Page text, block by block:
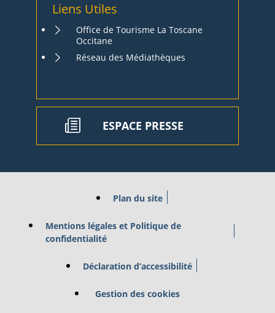
Liens Utiles
Office de Tourisme La Toscane
Occitane
Réseau des Médiathèques
ESPACE PRESSE
Plan du site
Mentions légales et Politique de
confidentialité
Déclaration d’accessibilité
Gestion des cookies